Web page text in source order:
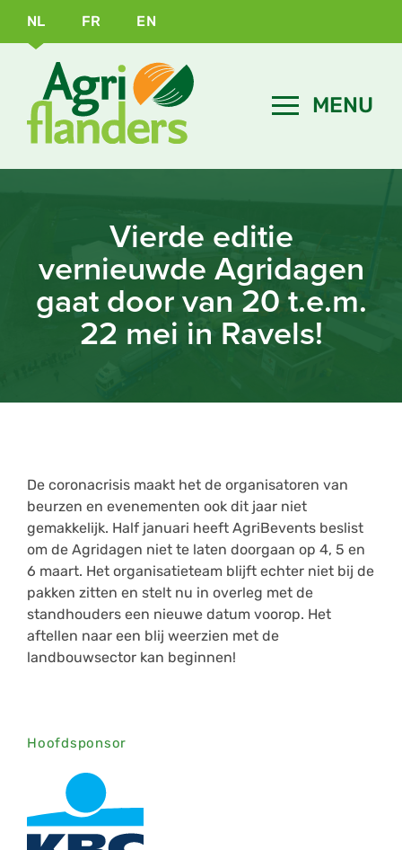
NL FR EN
Vierde editie
vernieuwde Agridagen
gaat door van 20 t.e.m.
22 mei in Ravels!
De coronacrisis maakt het de organisatoren van
beurzen en evenementen ook dit jaar niet
gemakkelijk. Half januari heeft AgriBevents beslist
om de Agridagen niet te laten doorgaan op 4, 5 en
6 maart. Het organisatieteam blijft echter niet bij de
pakken zitten en stelt nu in overleg met de
standhouders een nieuwe datum voorop. Het
aftellen naar een blij weerzien met de
landbouwsector kan beginnen!
Hoofdsponsor